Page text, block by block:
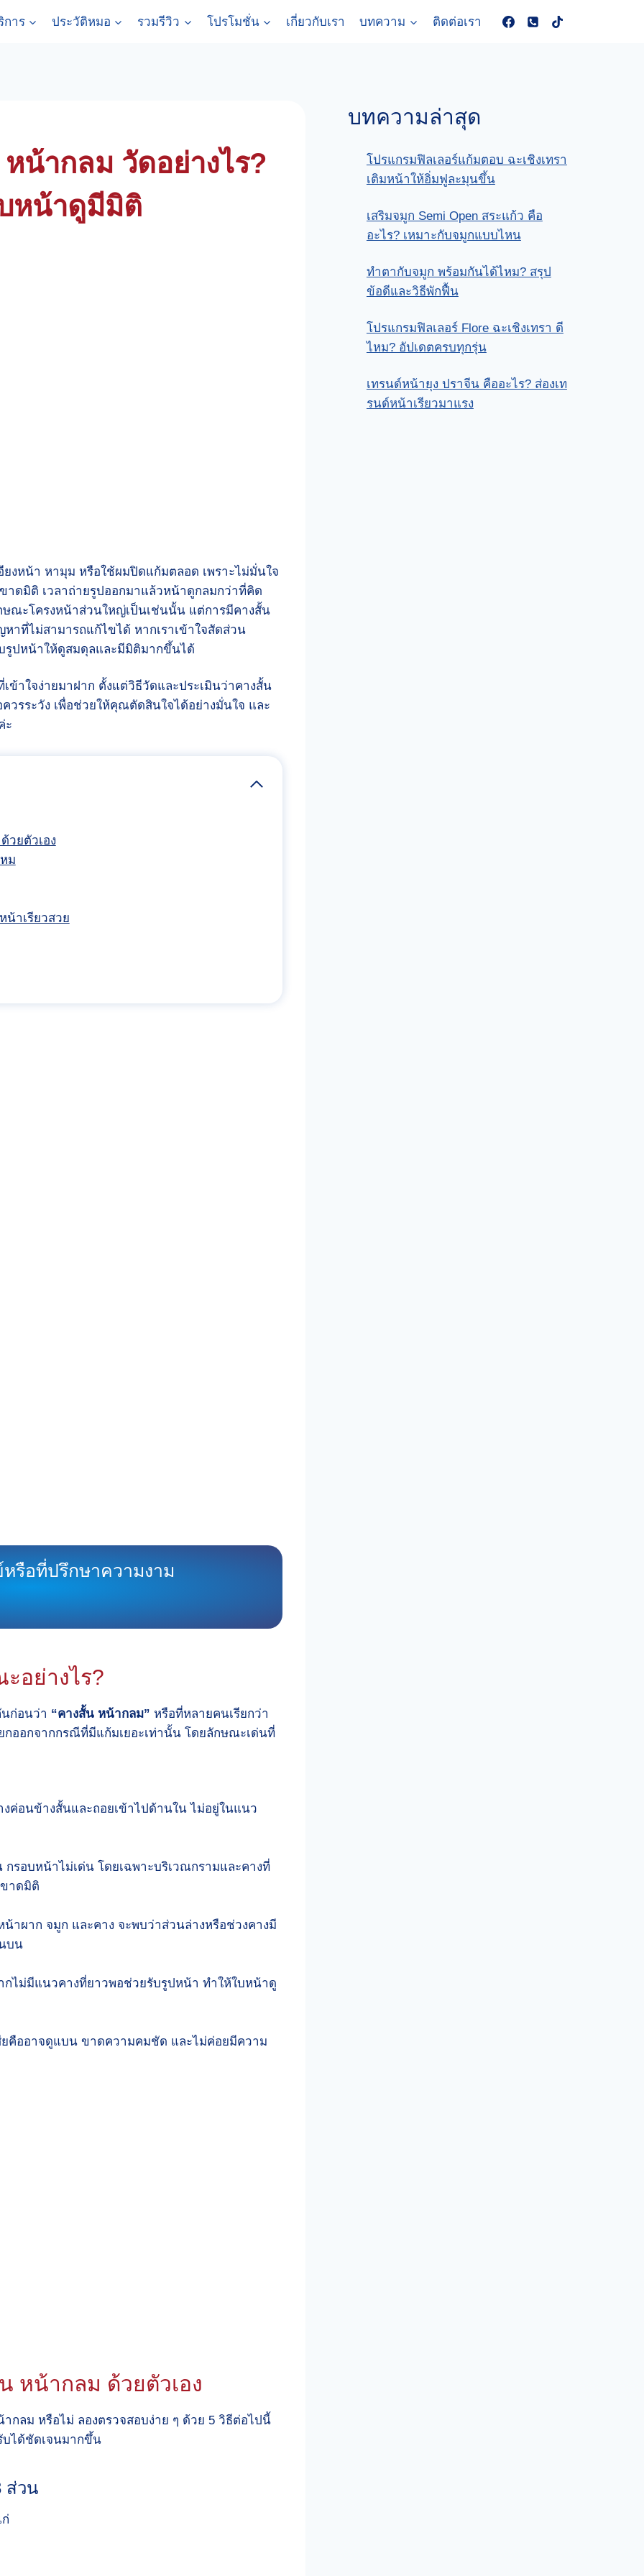
การ ประวัติหมอ รวมรีวิว โปรโมชั่น เกี่ยวกับเรา บทความ ติดต่อเรา
น้ากลม วัดอย่างไร?
หน้าดูมีมิติ
ยงหน้า หามุม หรือใช้ผมปิดแก้มตลอด เพราะไม่มั่นใจ
ดมิติ เวลาถ่ายรูปออกมาแล้วหน้าดูกลมกว่าที่คิด
ณะโครงหน้าส่วนใหญ่เป็นเช่นนั้น แต่การมีคางสั้น
าที่ไม่สามารถแก้ไขได้ หากเราเข้าใจสัดส่วน
รูปหน้าให้ดูสมดุลและมีมิติมากขึ้นได้
าใจง่ายมาฝาก ตั้งแต่วิธีวัดและประเมินว่าคางสั้น
วรระวัง เพื่อช่วยให้คุณตัดสินใจได้อย่างมั่นใจ และ
ะ
วยตัวเอง
ม
าเรียวสวย
รือที่ปรึกษาความงาม
อย่างไร?
ก่อนว่า “คางสั้น หน้ากลม” หรือที่หลายคนเรียกว่า
ออกจากกรณีที่มีแก้มเยอะเท่านั้น โดยลักษณะเด่นที่
ค่อนข้างสั้นและถอยเข้าไปด้านใน ไม่อยู่ในแนว
รอบหน้าไม่เด่น โดยเฉพาะบริเวณกรามและคางที่
าดมิติ
าผาก จมูก และคาง จะพบว่าส่วนล่างหรือช่วงคางมี
บน
กไม่มีแนวคางที่ยาวพอช่วยรับรูปหน้า ทำให้ใบหน้าดู
คืออาจดูแบน ขาดความคมชัด และไม่ค่อยมีความ
หน้ากลม ด้วยตัวเอง
กลม หรือไม่ ลองตรวจสอบง่าย ๆ ด้วย 5 วิธีต่อไปนี้
บได้ชัดเจนมากขึ้น
ส่วน
บทความล่าสุด
โปรแกรมฟิลเลอร์แก้มตอบ ฉะเชิงเทรา
เติมหน้าให้อิ่มฟูละมุนขึ้น
เสริมจมูก Semi Open สระแก้ว คือ
อะไร? เหมาะกับจมูกแบบไหน
ทําตากับจมูก พร้อมกันได้ไหม? สรุป
ข้อดีและวิธีพักฟื้น
โปรแกรมฟิลเลอร์ Flore ฉะเชิงเทรา ดี
ไหม? อัปเดตครบทุกรุ่น
เทรนด์หน้ายุง ปราจีน คืออะไร? ส่องเท
รนด์หน้าเรียวมาแรง